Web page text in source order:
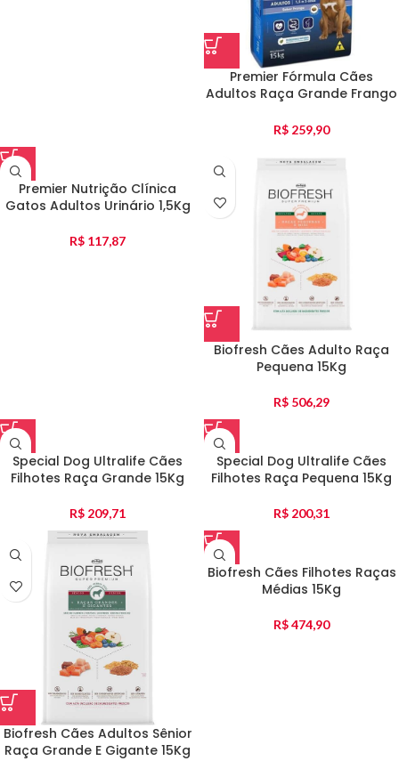
Premier Fórmula Cães
Adultos Raça Grande Frango
R$ 259,90
Premier Nutrição Clínica
Gatos Adultos Urinário 1,5Kg
R$ 117,87
Biofresh Cães Adulto Raça
Pequena 15Kg
R$ 506,29
Special Dog Ultralife Cães
Filhotes Raça Grande 15Kg
R$ 209,71
Special Dog Ultralife Cães
Filhotes Raça Pequena 15Kg
R$ 200,31
Biofresh Cães Adultos Sênior
Raça Grande E Gigante 15Kg
Biofresh Cães Filhotes Raças
Médias 15Kg
R$474,90